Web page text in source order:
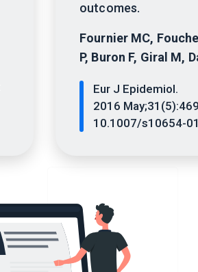
outcomes.
Fournier MC,
P, Buron F, Giral M,
Eur J Epidemiol.
2016
10.1007/s10654-